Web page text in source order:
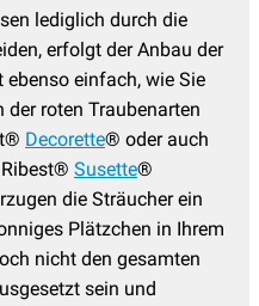
lediglich durch die
erfolgt der Anbau der
einfach, wie Sie
der roten Traubenarten
Decorette® oder auch
Susette®
die Sträucher ein
Plätzchen in Ihrem
nicht den gesamten
sein und